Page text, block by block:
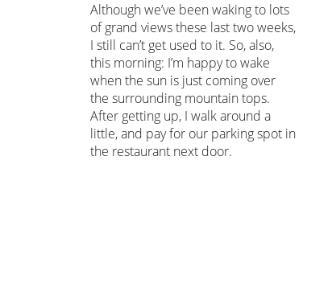
Although we’ve been waking to lots
of grand views these last two weeks,
I still can’t get used to it. So, also,
this morning: I’m happy to wake
when the sun is just coming over
the surrounding mountain tops.
After getting up, I walk around a
little, and pay for our parking spot in
the restaurant next door.